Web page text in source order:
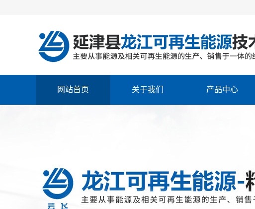
网站首页 关于我们 产品中心